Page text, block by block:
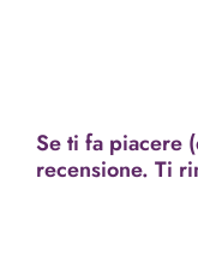
Se ti fa piacere
recensione. Ti